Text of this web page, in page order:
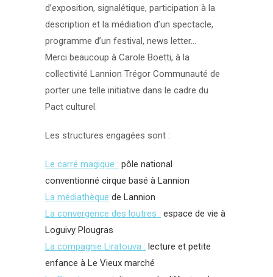
d’exposition, signalétique, participation à la
description et la médiation d’un spectacle,
programme d’un festival, news letter…
Merci beaucoup à Carole Boetti, à la
collectivité Lannion Trégor Communauté de
porter une telle initiative dans le cadre du
Pact culturel.
Les structures engagées sont :
Le carré magique : pôle national
conventionné cirque basé à Lannion
La médiathèque de Lannion
La convergence des loutres : espace de vie à
Loguivy Plougras
La compagnie Liratouva : lecture et petite
enfance à Le Vieux marché